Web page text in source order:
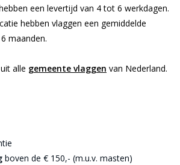
een levertijd van 4 tot 6 werkdagen.
hebben vlaggen een gemiddelde
maanden.
alle gemeente vlaggen van Nederland.
boven de € 150,- (m.u.v. masten)